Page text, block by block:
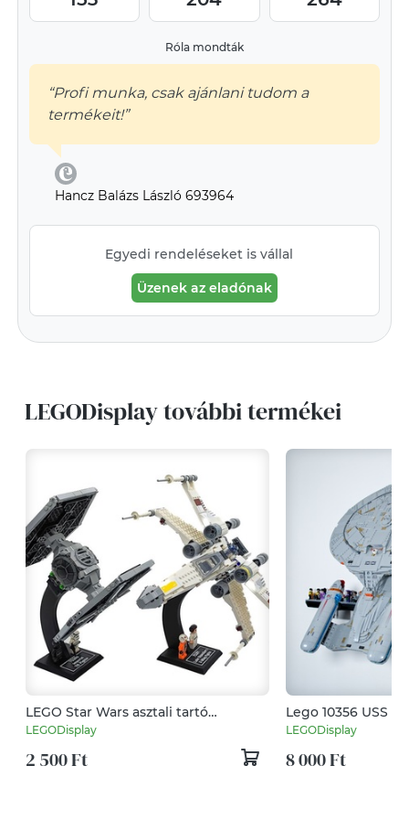
Róla mondták
“Profi munka, csak ajánlani tudom a
termékeit!”
Hancz Balázs László 693964
Egyedi rendeléseket is vállal
Üzenek az eladónak
LEGODisplay további termékei
LEGO Star Wars asztali tartó
állványok névtáblával és figura
tartóval
LEGODisplay
2 500 Ft
Lego 10356 USS
konzol
LEGODisplay
8 000 Ft